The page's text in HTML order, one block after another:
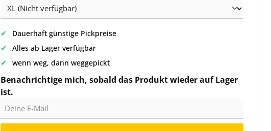
✔ Dauerhaft günstige Pickpreise
✔ Alles ab Lager verfügbar
✔ wenn weg, dann weggepickt
Benachrichtige mich, sobald das Produkt wieder auf Lager
ist.